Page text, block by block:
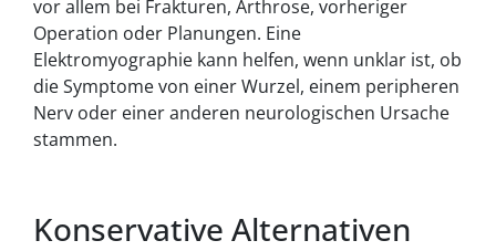
vor allem bei Frakturen, Arthrose, vorheriger
Operation oder Planungen. Eine
Elektromyographie kann helfen, wenn unklar ist, ob
die Symptome von einer Wurzel, einem peripheren
Nerv oder einer anderen neurologischen Ursache
stammen.
Konservative Alternativen